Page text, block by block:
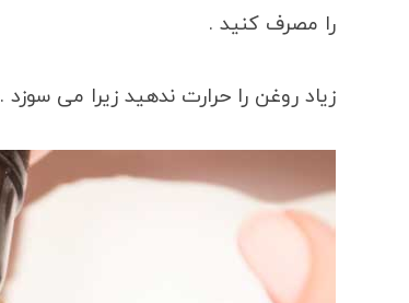
را مصرف کنید .
زیاد روغن را حرارت ندهید زیرا می سوزد .